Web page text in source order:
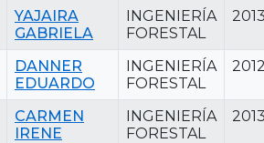
YAJAIRA
GABRIELA
INGENIERÍA
FORESTAL
DANNER
EDUARDO
INGENIERÍA
FORESTAL
CARMEN
IRENE
INGENIERÍA
FORESTAL